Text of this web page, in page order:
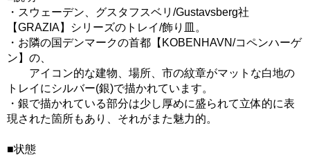
・スウェーデン、グスタフスベリ/Gustavsberg社
【GRAZIA】シリーズのトレイ/飾り皿。
・お隣の国デンマークの首都【KOBENHAVN/コペンハーゲ
ン】の、
アイコン的な建物、場所、市の紋章がマットな白地の
トレイにシルバー(銀)で描かれています。
・銀で描かれている部分は少し厚めに盛られて立体的に表
現された箇所もあり、それがまた魅力的。
■状態